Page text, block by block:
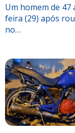
Um homem de
feira (29) após
no…